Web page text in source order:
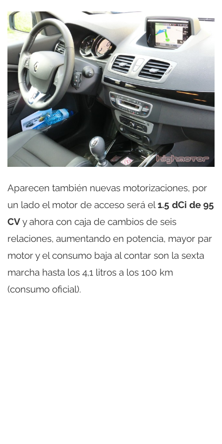
Aparecen también nuevas motorizaciones, por
un lado el motor de acceso será el1.5 dCi de 95
CVy ahora con caja de cambios de seis
relaciones, aumentando en potencia, mayor par
motor y el consumo baja al contar son la sexta
marcha hasta los 4,1 litros a los 100 km
(consumo oficial).